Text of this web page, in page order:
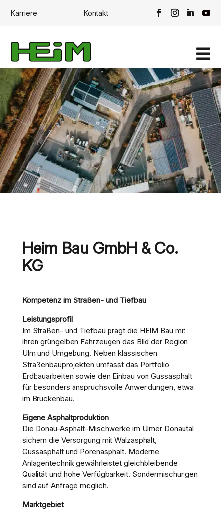
Karriere Kontakt

Heim Bau GmbH & Co.
KG
Kompetenz im Straßen- und Tiefbau
Leistungsprofil
Im Straßen- und Tiefbau prägt die HEIM Bau mit
ihren grüngelben Fahrzeugen das Bild der Region
Ulm und Umgebung. Neben klassischen
Straßenbauprojekten umfasst das Portfolio
Erdbauarbeiten sowie den Einbau von Gussasphalt
für besonders anspruchsvolle Anwendungen, etwa
im Brückenbau.
Eigene Asphaltproduktion
Die Donau-Asphalt-Mischwerke im Ulmer Donautal
sichern die Versorgung mit Walzasphalt,
Gussasphalt und Porenasphalt. Moderne
Anlagentechnik gewährleistet gleichbleibende
Qualität und hohe Verfügbarkeit. Sondermischungen
sind auf Anfrage möglich.
Marktgebiet